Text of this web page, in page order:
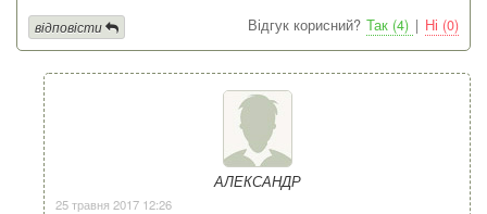
Відгук корисний? Так (4) | Ні (0)
відповісти
АЛЕКСАНДР
25 травня 2017 12:26